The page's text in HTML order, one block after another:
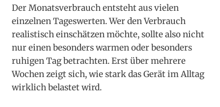
Der Monatsverbrauch entsteht aus vielen
einzelnen Tageswerten. Wer den Verbrauch
realistisch einschätzen möchte, sollte also nicht
nur einen besonders warmen oder besonders
ruhigen Tag betrachten. Erst über mehrere
Wochen zeigt sich, wie stark das Gerät im Alltag
wirklich belastet wird.